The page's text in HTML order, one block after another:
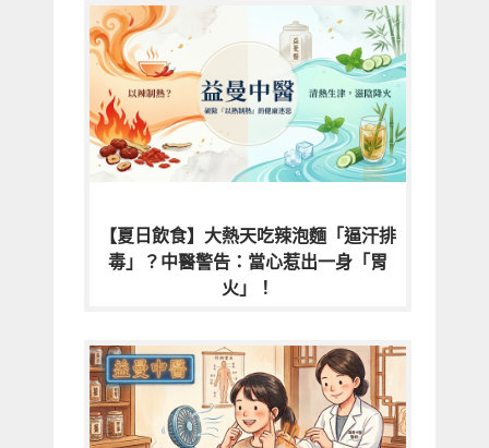
【夏日飲食】大熱天吃辣泡麵「逼汗排
毒」？中醫警告：當心惹出一身「胃
火」！